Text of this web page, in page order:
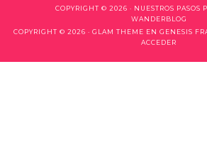
COPYRIGHT © 2026 · NUESTROS PASOS
WANDERBLOG
COPYRIGHT © 2026 · GLAM THEME EN GENESIS
ACCEDER